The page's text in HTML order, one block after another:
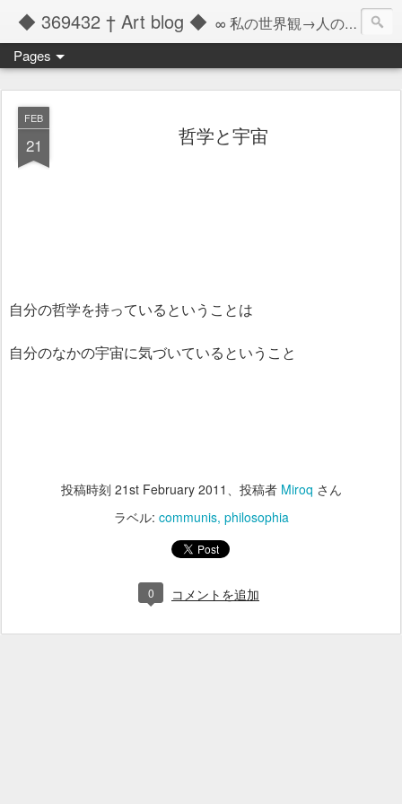
◆ 369432 † Art blog ◆ ∞ 私の世界観→人の記憶の彼方へと繋ぐツール ∞
Pages
FEB
21 哲学と宇宙
自分の哲学を持っているということは
自分のなかの宇宙に気づいているということ
投稿時刻 21st February 2011 、投稿者 Miroq さん
ラベル: communis philosophia
0 コメントを追加